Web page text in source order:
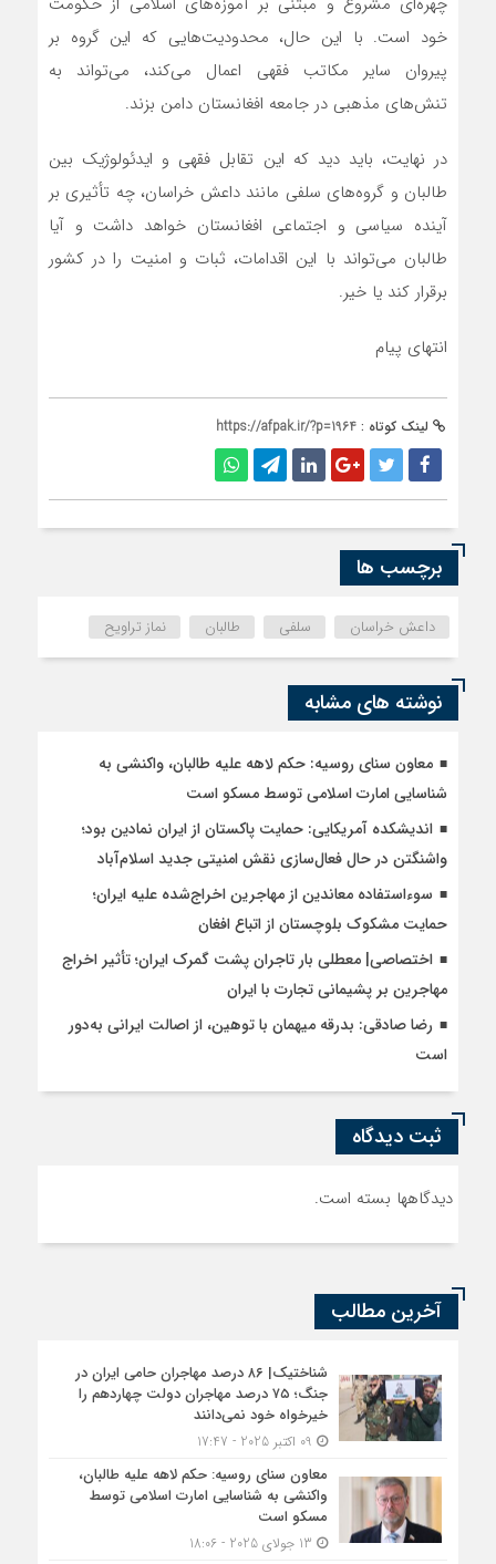
خود است. با این حال، محدودیت‌هایی که این گروه بر
پیروان سایر مکاتب فقهی اعمال می‌کند، می‌تواند به
تنش‌های مذهبی در جامعه افغانستان دامن بزند.
در نهایت، باید دید که این تقابل فقهی و ایدئولوژیک بین
طالبان و گروه‌های سلفی مانند داعش خراسان، چه تأثیری بر
آینده سیاسی و اجتماعی افغانستان خواهد داشت و آیا
طالبان می‌تواند با این اقدامات، ثبات و امنیت را در کشور
برقرار کند یا خیر.
انتهای پیام
لینک کوتاه : https://afpak.ir/?p=1964
برچسب ها
داعش خراسان سلفی طالبان نماز تراویح
نوشته های مشابه
معاون سنای روسیه: حکم لاهه علیه طالبان، واکنشی به
شناسایی امارت اسلامی توسط مسکو است
اندیشکده آمریکایی: حمایت پاکستان از ایران نمادین بود؛
واشنگتن در حال فعال‌سازی نقش امنیتی جدید اسلام‌آباد
سوءاستفاده معاندین از مهاجرین اخراج‌شده علیه ایران؛
حمایت مشکوک بلوچستان از اتباع افغان
اختصاصی| معطلی بار تاجران پشت گمرک ایران؛ تأثیر اخراج
مهاجرین بر پشیمانی تجارت با ایران
رضا صادقی: بدرقه میهمان با توهین، از اصالت ایرانی به‌دور
است
ثبت دیدگاه
دیدگاهها بسته است.
آخرین مطالب
شناختیک| ۸۶ درصد مهاجران حامی ایران در
جنگ؛ ۷۵ درصد مهاجران دولت چهاردهم را
خیرخواه خود نمی‌دانند
معاون سنای روسیه: حکم لاهه علیه طالبان،
واکنشی به شناسایی امارت اسلامی توسط
مسکو است